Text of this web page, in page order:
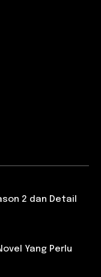
2 dan Detail
Yang Perlu